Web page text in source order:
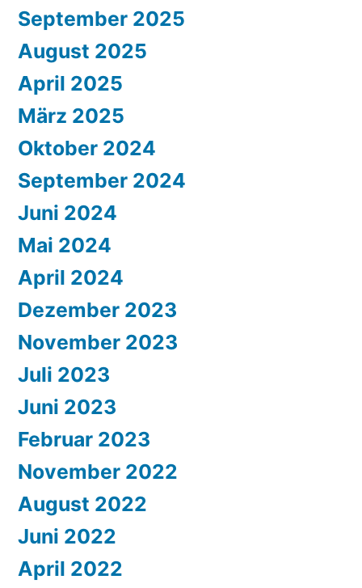
September 2025
August 2025
April 2025
März 2025
Oktober 2024
September 2024
Juni 2024
Mai 2024
April 2024
Dezember 2023
November 2023
Juli 2023
Juni 2023
Februar 2023
November 2022
August 2022
Juni 2022
April 2022